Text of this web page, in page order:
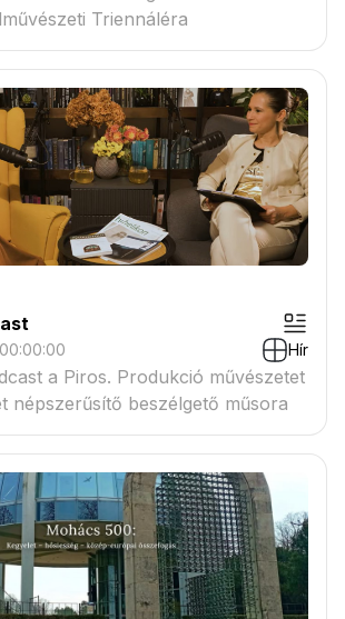
Triennáléra
Hír
a Piros. Produkció művészetet
népszerűsítő beszélgető műsora